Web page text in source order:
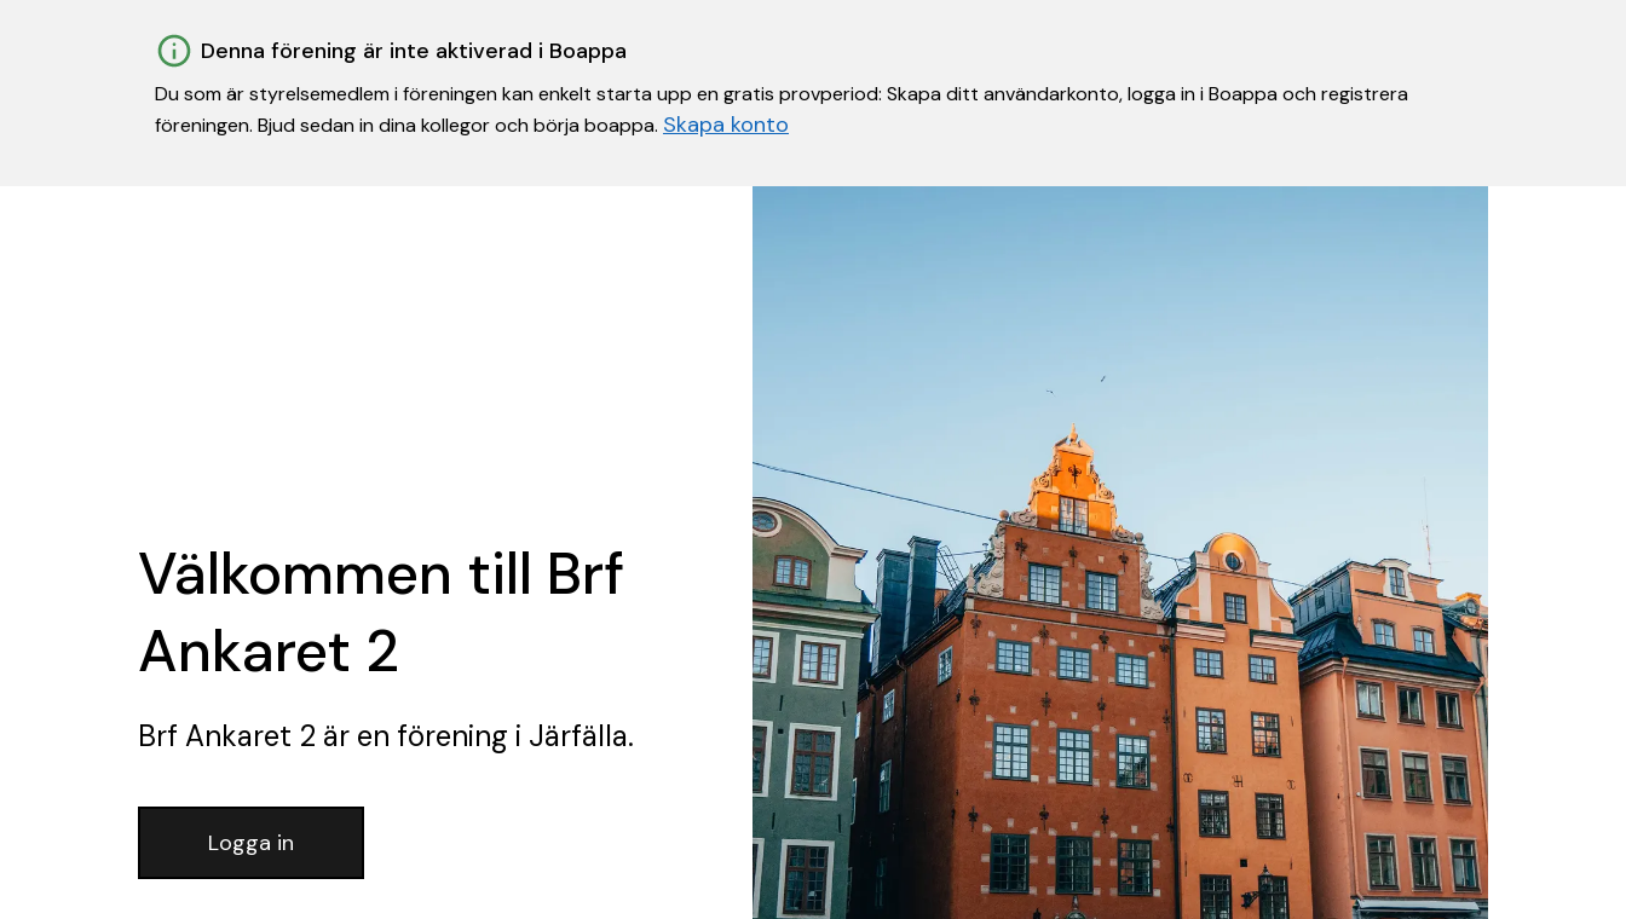
Denna förening är inte aktiverad i Boappa
Du som är styrelsemedlem i föreningen kan enkelt starta upp en gratis provperiod: Skapa ditt användarkonto, logga in i Boappa och registrera
föreningen. Bjud sedan in dina kollegor och börja boappa. Skapa konto
Välkommen till Brf
Ankaret 2
Brf Ankaret 2 är en förening i Järfälla.
Logga in